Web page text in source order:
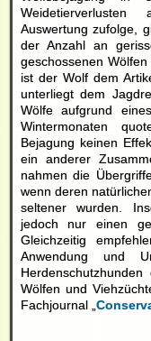
Auswertung zufolge,
der Anzahl an
geschossenen
ist der Wolf dem
unterliegt dem
Wölfe aufgrund
Wintermonaten
Bejagung keinen
ein anderer
nahmen die
wenn deren
seltener wurden.
jedoch nur einen
Gleichzeitig
Anwendung und
Wölfen und
Fachjournal „